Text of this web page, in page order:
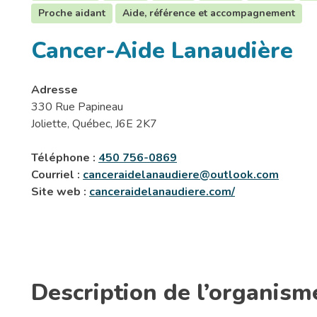
Proche aidant Aide, référence et accompagnement
Cancer-Aide Lanaudière
Adresse
330 Rue Papineau
Joliette, Québec, J6E 2K7
Téléphone : 450 756-0869
Courriel : canceraidelanaudiere@outlook.com
Site web : canceraidelanaudiere.com/
Description de